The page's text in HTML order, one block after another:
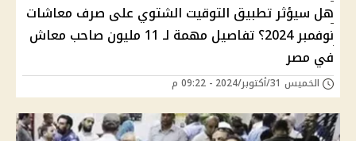
هل سيؤثر تطبيق التوقيت الشتوي على صرف معاشات
نوفمبر 2024؟ تفاصيل مهمة لـ 11 مليون صاحب معاش
في مصر
الخميس 31/أكتوبر/2024 - 09:22 م